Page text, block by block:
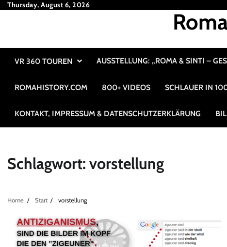
SkipThursday, August 6, 2026
VR 360 TOUREN AUSSTELLUNG: „ROMA & SINTI –
ROMAHISTORY.COM 800+ VIDEOS SCHLAUER IN
KONTAKT, IMPRESSUM & DATENSCHUTZERKLÄRUNG
Schlagwort: vorstellung
Home Start vorstellung